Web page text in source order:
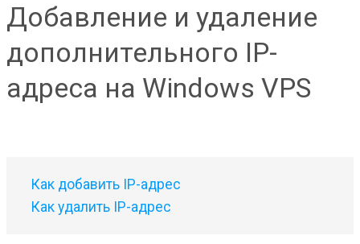
Добавление и удаление
дополнительного IP-
адреса на Windows VPS
Как добавить IP-адрес
Как удалить IP-адрес